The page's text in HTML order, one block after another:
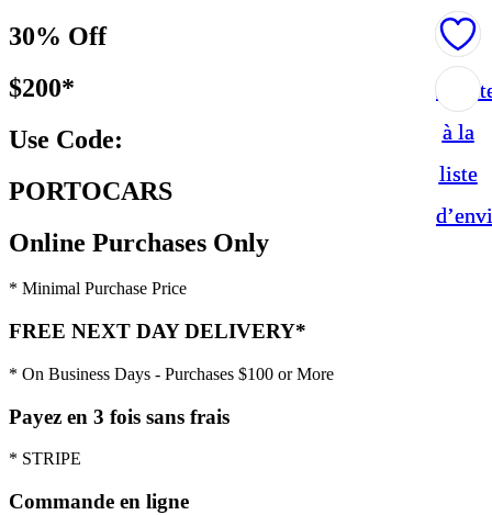
30% Off
$200*
Use Code:
PORTOCARS
Online Purchases Only
* Minimal Purchase Price
FREE NEXT DAY DELIVERY*
* On Business Days - Purchases $100 or More
Payez en 3 fois sans frais
* STRIPE
Commande en ligne
à la
liste
à la
liste